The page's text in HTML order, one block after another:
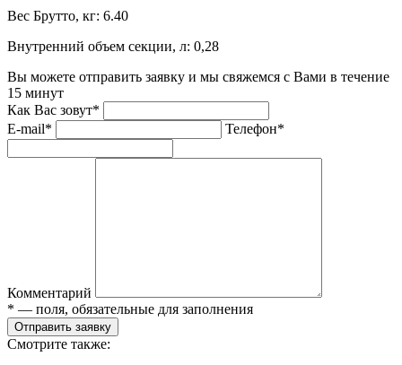
Вес Брутто, кг: 6.40
Внутренний объем секции, л: 0,28
Вы можете отправить заявку и мы свяжемся с Вами в течение
15 минут
Как Вас зовут*
E-mail*
Телефон*
Комментарий
* — поля, обязательные для заполнения
Отправить заявку
Смотрите также: